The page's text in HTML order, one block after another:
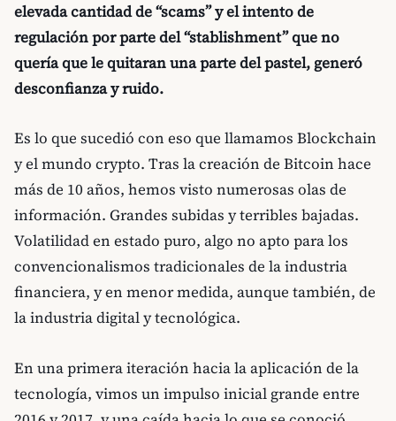
elevada cantidad de “scams” y el intento de
regulación por parte del “stablishment” que no
quería que le quitaran una parte del pastel, generó
desconfianza y ruido.
Es lo que sucedió con eso que llamamos Blockchain
y el mundo crypto. Tras la creación de Bitcoin hace
más de 10 años, hemos visto numerosas olas de
información. Grandes subidas y terribles bajadas.
Volatilidad en estado puro, algo no apto para los
convencionalismos tradicionales de la industria
financiera, y en menor medida, aunque también, de
la industria digital y tecnológica.
En una primera iteración hacia la aplicación de la
tecnología, vimos un impulso inicial grande entre